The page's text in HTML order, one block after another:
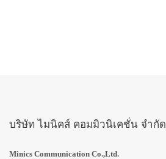
บริษัท ไมนิคส์ คอมมิวนิเคชั่น จำกัด
Minics Communication Co.,Ltd.